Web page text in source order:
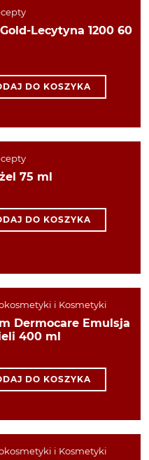
Lecytyna 1200 60
DO KOSZYKA
75 ml
DO KOSZYKA
i Kosmetyki
Dermocare Emulsja
400 ml
DO KOSZYKA
i Kosmetyki